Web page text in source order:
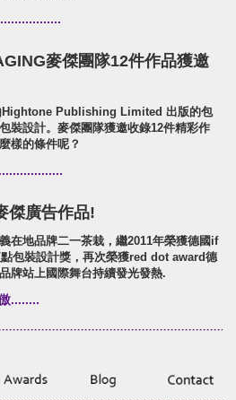
麥傑團隊12件作品獲邀
Hightone Publishing Limited 出版的包
裝設計。麥傑團隊獲邀收錄12件精彩作
樣的條件呢？
傑廣告作品!
在地品牌二一茶栽，繼2011年榮獲德國if
包裝設計獎，再次榮獲red dot award德
牌站上國際舞台持續發光發熱.
........